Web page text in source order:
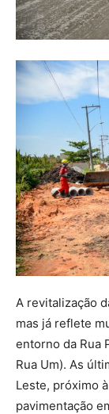
A revitalização
mas já reflete
entorno da Rua
Rua Um). As
Leste, próximo
pavimentação